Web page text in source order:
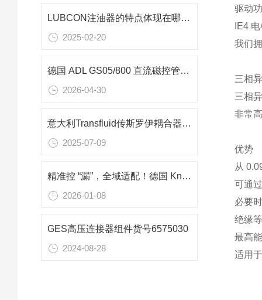
LUBCON注油器的特点体现在哪些方面？
2025-02-20
德国 ADL GS05/800 直流磁控管电源 0.5kW 真空镀膜专用电源
2026-04-30
意大利Transfluid传斯罗伊耦合器原厂直供
2025-07-09
精准控 “漏”，全域适配！德国 Kniel CD15.1 电源核心技术解析
2026-01-08
GES高压连接器组件货号6575030
2024-08-28
驱动
IE4
我们
三相
三相
非常
优势
从
可通
必要
绝缘
最高
适用